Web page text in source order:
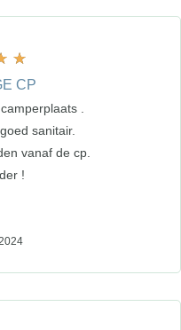
★
CP
.
sanitair.
vanaf de cp.
!